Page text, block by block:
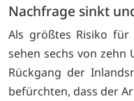
Nachfrage sinkt
Als größtes Risiko für
sehen sechs von zehn
Rückgang der
befürchten, dass der